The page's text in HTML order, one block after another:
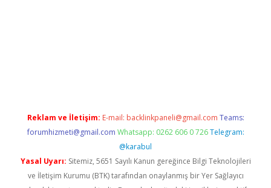
Reklam ve İletişim: E-mail: backlinkpaneli@gmail.com Teams:
forumhizmeti@gmail.com Whatsapp: 0262 606 0 726 Telegram:
@karabul
Yasal Uyarı: Sitemiz, 5651 Sayılı Kanun gereğince Bilgi Teknolojileri
ve İletişim Kurumu (BTK) tarafından onaylanmış bir Yer Sağlayıcı